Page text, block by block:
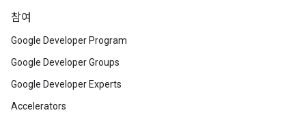
참여
Google Developer Program
Google Developer Groups
Google Developer Experts
Accelerators